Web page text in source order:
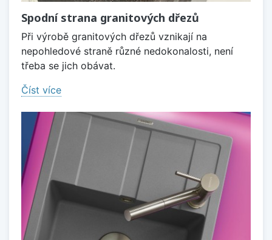
Spodní strana granitových dřezů
Při výrobě granitových dřezů vznikají na
nepohledové straně různé nedokonalosti, není
třeba se jich obávat.
Číst více